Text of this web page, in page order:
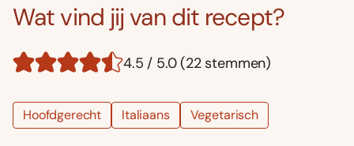
Wat vind jij van dit recept?
4.5 / 5.0 (22 stemmen)
Hoofdgerecht Italiaans Vegetarisch